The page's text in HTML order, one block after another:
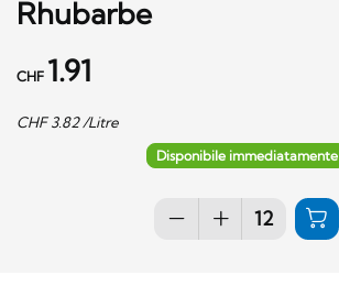
Rhubarbe
CHF 1.91
CHF3.82/Litre
Disponibile immediatamente